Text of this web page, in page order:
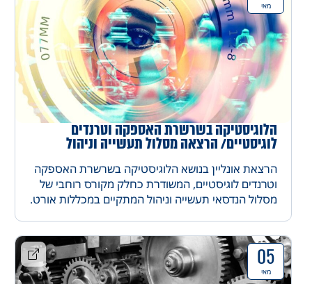
מאי
הלוגיסטיקה בשרשרת האספקה וטרנדים
לוגיסטיים/ הרצאה מסלול תעשייה וניהול
הרצאת אונליין בנושא הלוגיסטיקה בשרשרת האספקה
וטרנדים לוגיסטיים, המשודרת כחלק מקורס רוחבי של
מסלול הנדסאי תעשייה וניהול המתקיים במכללות אורט.
05
מאי